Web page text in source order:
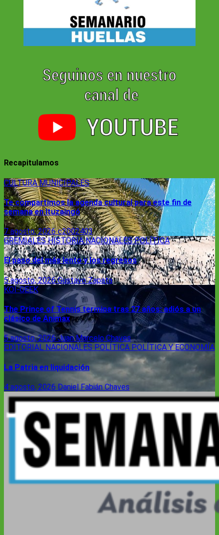
Recapitulamos
CULTURAMUNICIPALES
Te compartimos la agenda cultural para este fin de
semana en Ituzaingó
7 agosto, 2026c2002403
GREMIALESHISTORIANACIONALESPOLÍTICA
El paso del más lento y los regresos
5 agosto, 2026Gustavo Zapata
KOI-GEEK
The Prince of Tennis termina tras 27 años: adiós a un
clásico de Animax
5 agosto, 2026Juan Marcelo Chaves
EDITORIAL NACIONALES POLÍTICA POLÍTICA Y ECONOMÍA
La Patria en liquidación
4 agosto, 2026 Daniel Fabián Chaves